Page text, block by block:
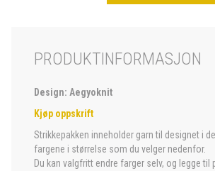
PRODUKTINFORMASJON
Design: Aegyoknit
Kjøp oppskrift
Strikkepakken inneholder garn til designet i
fargene i størrelse som du velger nedenfor.
Du kan valgfritt endre farger selv, og legge til